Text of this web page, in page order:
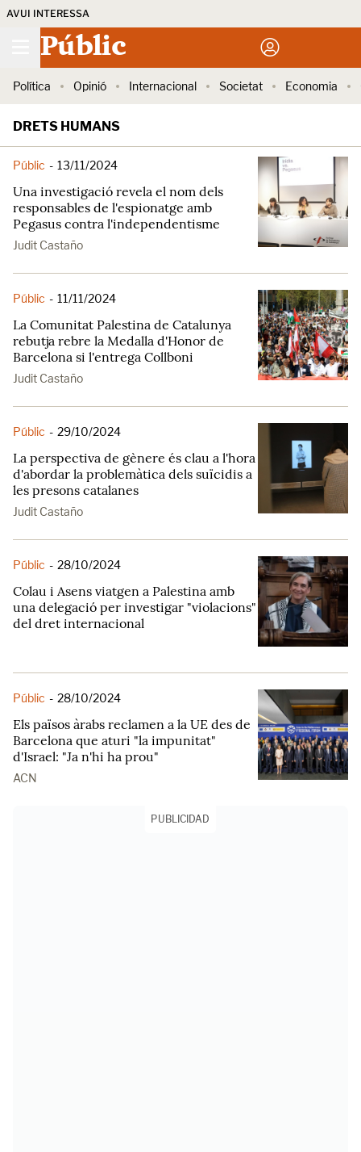
AVUI INTERESSA
Públic
Política Opinió Internacional Societat Economia
DRETS HUMANS
Públic - 13/11/2024
Una investigació revela el nom dels
responsables de l'espionatge amb
Pegasus contra l'independentisme
Judit Castaño
Públic - 11/11/2024
La Comunitat Palestina de Catalunya
rebutja rebre la Medalla d'Honor de
Barcelona si l'entrega Collboni
Judit Castaño
Públic - 29/10/2024
La perspectiva de gènere és clau a l'hora
d'abordar la problemàtica dels suïcidis a
les presons catalanes
Judit Castaño
Públic - 28/10/2024
Colau i Asens viatgen a Palestina amb
una delegació per investigar "violacions"
del dret internacional
Públic - 28/10/2024
Els països àrabs reclamen a la UE des de
Barcelona que aturi "la impunitat"
d'Israel: "Ja n'hi ha prou"
ACN
PUBLICIDAD